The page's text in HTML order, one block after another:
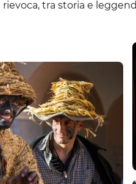
tra storia e